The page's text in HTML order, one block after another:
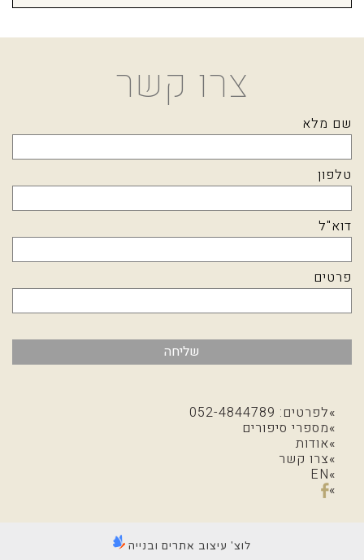
צרו קשר
שם מלא
טלפון
דוא"ל
פרטים
שליחה
לפרטים: 052-4844789
מספרי סיפורים
אודות
צרו קשר
EN
לוצ' עיצוב אתרים ובנייה